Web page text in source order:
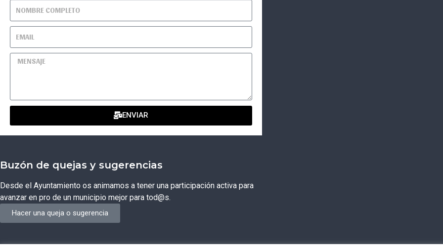
ENVIAR
Buzón de quejas y sugerencias
Desde el Ayuntamiento os animamos a tener una participación activa para
avanzar en pro de un municipio mejor para tod@s.
Hacer una queja o sugerencia